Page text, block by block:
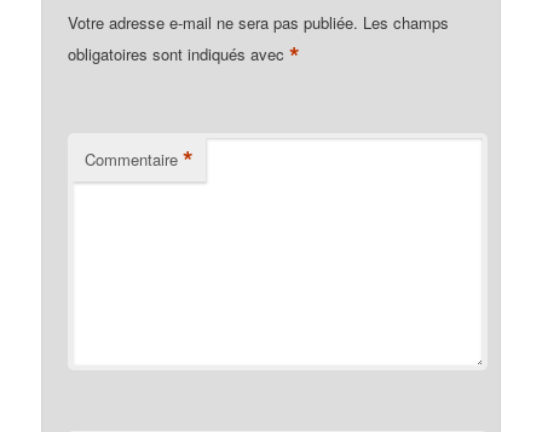
Votre adresse e-mail ne sera pas publiée. Les champs
obligatoires sont indiqués avec*
Commentaire *